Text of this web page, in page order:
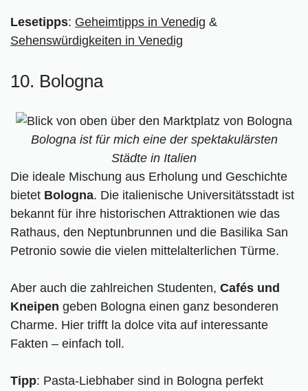
Lesetipps: Geheimtipps in Venedig &
Sehenswürdigkeiten in Venedig
10. Bologna
Bologna ist für mich eine der spektakulärsten
Städte in Italien
Die ideale Mischung aus Erholung und Geschichte
bietet Bologna. Die italienische Universitätsstadt ist
bekannt für ihre historischen Attraktionen wie das
Rathaus, den Neptunbrunnen und die Basilika San
Petronio sowie die vielen mittelalterlichen Türme.
Aber auch die zahlreichen Studenten, Cafés und
Kneipen geben Bologna einen ganz besonderen
Charme. Hier trifft la dolce vita auf interessante
Fakten – einfach toll.
Tipp: Pasta-Liebhaber sind in Bologna perfekt